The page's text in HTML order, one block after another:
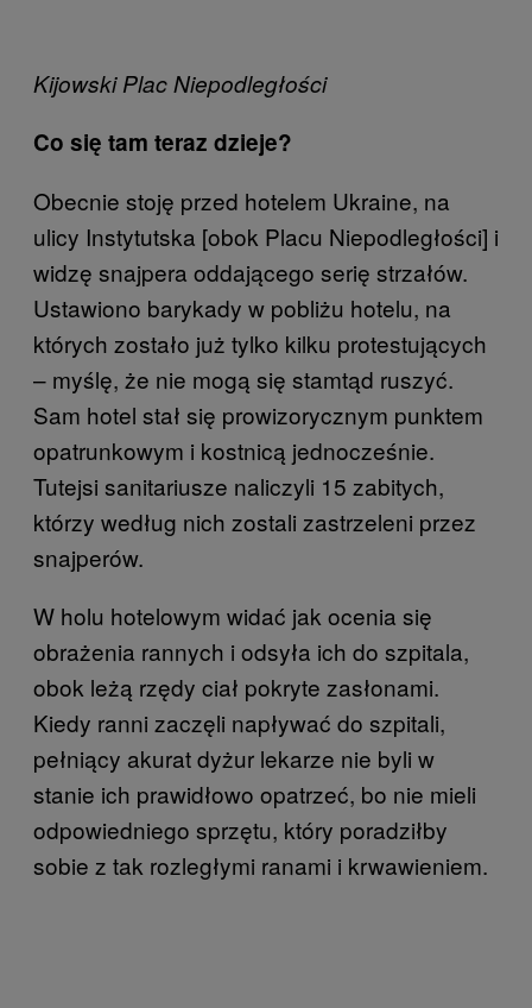
Kijowski Plac Niepodległości
Co się tam teraz dzieje?
Obecnie stoję przed hotelem Ukraine, na
ulicy Instytutska [obok Placu Niepodległości] i
widzę snajpera oddającego serię strzałów.
Ustawiono barykady w pobliżu hotelu, na
których zostało już tylko kilku protestujących
– myślę, że nie mogą się stamtąd ruszyć.
Sam hotel stał się prowizorycznym punktem
opatrunkowym i kostnicą jednocześnie.
Tutejsi sanitariusze naliczyli 15 zabitych,
którzy według nich zostali zastrzeleni przez
snajperów.
W holu hotelowym widać jak ocenia się
obrażenia rannych i odsyła ich do szpitala,
obok leżą rzędy ciał pokryte zasłonami.
Kiedy ranni zaczęli napływać do szpitali,
pełniący akurat dyżur lekarze nie byli w
stanie ich prawidłowo opatrzeć, bo nie mieli
odpowiedniego sprzętu, który poradziłby
sobie z tak rozległymi ranami i krwawieniem.